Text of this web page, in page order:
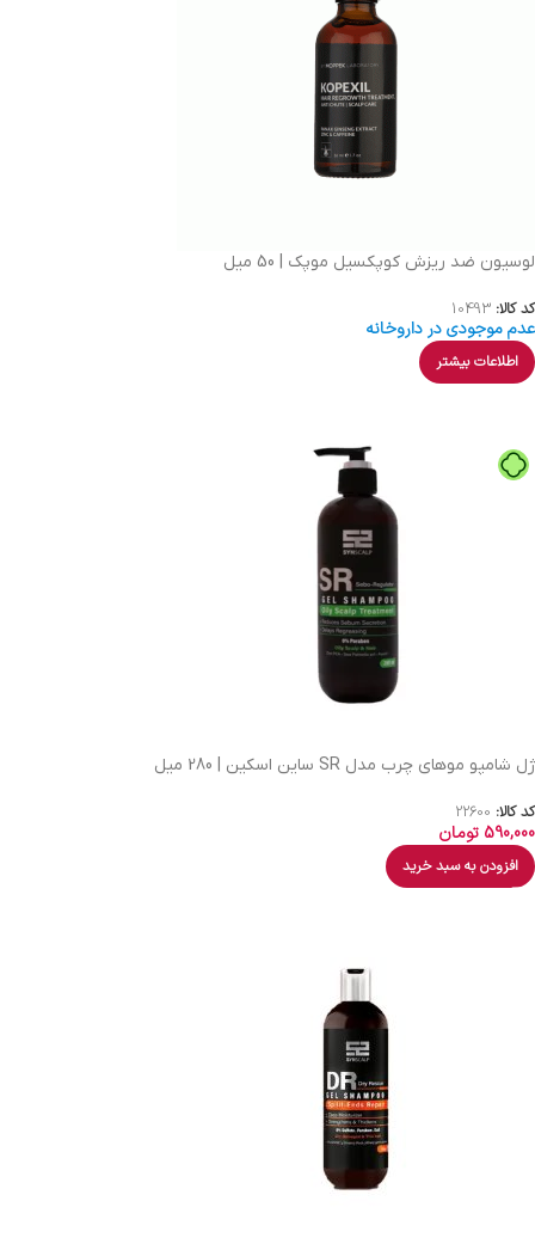
لوسیون ضد ریزش کوپکسیل موپک | 50 میل
کد کالا: 10493
عدم موجودی در داروخانه
اطلاعات بیشتر
ژل شامپو موهای چرب مدل SR ساین اسکین | 280 میل
کد کالا: 22600
590,000 تومان
افزودن به سبد خرید